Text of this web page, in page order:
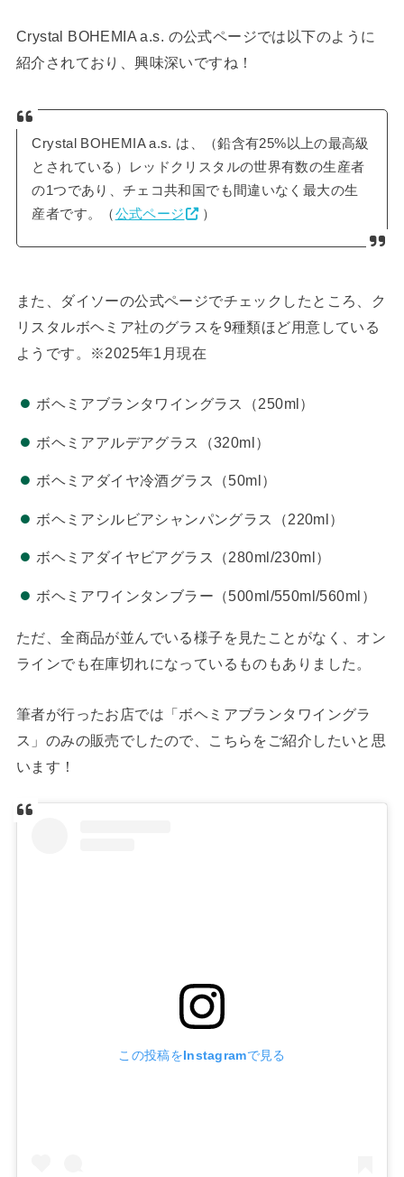
Crystal BOHEMIA a.s. の公式ページでは以下のように
紹介されており、興味深いですね！
Crystal BOHEMIA a.s. は、（鉛含有25%以上の最高級
とされている）レッドクリスタルの世界有数の生産者
の1つであり、チェコ共和国でも間違いなく最大の生
産者です。（公式ページ ）
また、ダイソーの公式ページでチェックしたところ、ク
リスタルボヘミア社のグラスを9種類ほど用意している
ようです。※2025年1月現在
ボヘミアブランタワイングラス（250ml）
ボヘミアアルデアグラス（320ml）
ボヘミアダイヤ冷酒グラス（50ml）
ボヘミアシルビアシャンパングラス（220ml）
ボヘミアダイヤビアグラス（280ml/230ml）
ボヘミアワインタンブラー（500ml/550ml/560ml）
ただ、全商品が並んでいる様子を見たことがなく、オン
ラインでも在庫切れになっているものもありました。
筆者が行ったお店では「ボヘミアブランタワイングラ
ス」のみの販売でしたので、こちらをご紹介したいと思
います！
この投稿をInstagramで見る